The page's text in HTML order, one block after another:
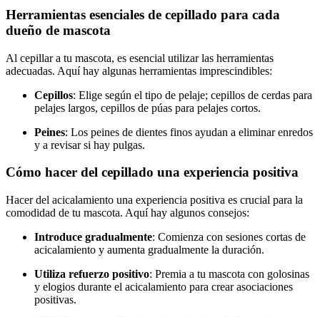
Herramientas esenciales de cepillado para cada
dueño de mascota
Al cepillar a tu mascota, es esencial utilizar las herramientas
adecuadas. Aquí hay algunas herramientas imprescindibles:
Cepillos: Elige según el tipo de pelaje; cepillos de cerdas para
pelajes largos, cepillos de púas para pelajes cortos.
Peines: Los peines de dientes finos ayudan a eliminar enredos
y a revisar si hay pulgas.
Cómo hacer del cepillado una experiencia positiva
Hacer del acicalamiento una experiencia positiva es crucial para la
comodidad de tu mascota. Aquí hay algunos consejos:
Introduce gradualmente: Comienza con sesiones cortas de
acicalamiento y aumenta gradualmente la duración.
Utiliza refuerzo positivo: Premia a tu mascota con golosinas
y elogios durante el acicalamiento para crear asociaciones
positivas.